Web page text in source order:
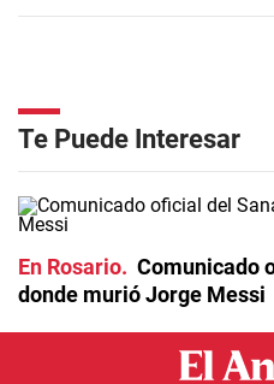
Te Puede Interesar
En Rosario
Comunicado
donde murió Jorge Messi